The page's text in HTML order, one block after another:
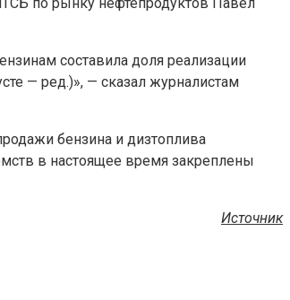
составила доля реализации
— ред.)», — сказал журналистам
бензина и дизтоплива
в настоящее время закреплены
Источник